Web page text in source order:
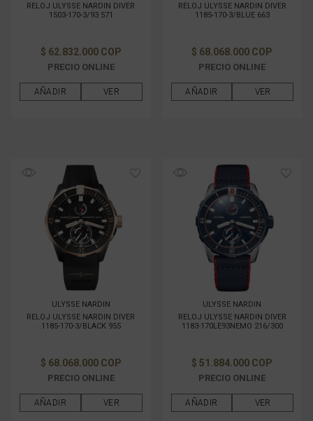
RELOJ ULYSSE NARDIN DIVER
1503-170-3/93 571
$ 62.832.000 COP
PRECIO ONLINE
AÑADIR VER
RELOJ ULYSSE NARDIN DIVER
1185-170-3/BLUE 663
$ 68.068.000 COP
PRECIO ONLINE
AÑADIR VER
ULYSSE NARDIN
RELOJ ULYSSE NARDIN DIVER
1185-170-3/BLACK 955
$ 68.068.000 COP
PRECIO ONLINE
AÑADIR VER
ULYSSE NARDIN
RELOJ ULYSSE NARDIN DIVER
1183-170LE93NEMO 216/300
$ 51.884.000 COP
PRECIO ONLINE
AÑADIR VER